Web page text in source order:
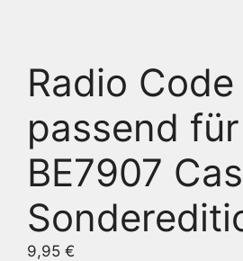
Radio Code
passend
BE7907
9,95 €